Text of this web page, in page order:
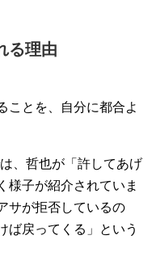
る理由
ことを、自分に都合よ
、哲也が「許してあげ
様子が紹介されていま
サが拒否しているの
ば戻ってくる」という